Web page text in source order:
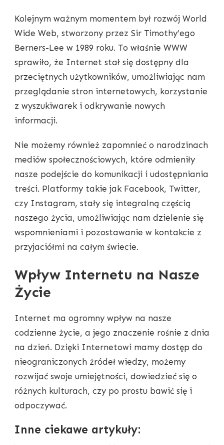
Kolejnym ważnym momentem był rozwój World
Wide Web, stworzony przez Sir Timothy’ego
Berners-Lee w 1989 roku. To właśnie WWW
sprawiło, że Internet stał się dostępny dla
przeciętnych użytkowników, umożliwiając nam
przeglądanie stron internetowych, korzystanie
z wyszukiwarek i odkrywanie nowych
informacji.
Nie możemy również zapomnieć o narodzinach
mediów społecznościowych, które odmieniły
nasze podejście do komunikacji i udostępniania
treści. Platformy takie jak Facebook, Twitter,
czy Instagram, stały się integralną częścią
naszego życia, umożliwiając nam dzielenie się
wspomnieniami i pozostawanie w kontakcie z
przyjaciółmi na całym świecie.
Wpływ Internetu na Nasze
Życie
Internet ma ogromny wpływ na nasze
codzienne życie, a jego znaczenie rośnie z dnia
na dzień. Dzięki Internetowi mamy dostęp do
nieograniczonych źródeł wiedzy, możemy
rozwijać swoje umiejętności, dowiedzieć się o
różnych kulturach, czy po prostu bawić się i
odpoczywać.
Inne ciekawe artykuły: